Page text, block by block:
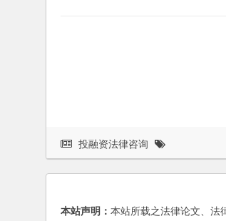
投融资法律咨询
本站声明： 本站所载之法律论文、法